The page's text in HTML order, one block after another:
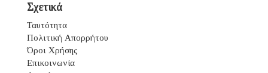
Σχετικά
Ταυτότητα
Πολιτική Απορρήτου
Όροι Χρήσης
Επικοινωνία